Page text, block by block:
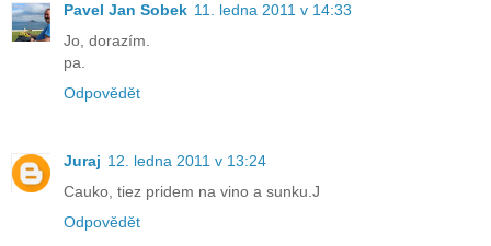
Pavel Jan Sobek 11. ledna 2011 v 14:33
Jo, dorazím.
pa.
Odpovědět
Juraj 12. ledna 2011 v 13:24
Cauko, tiez pridem na vino a sunku.J
Odpovědět